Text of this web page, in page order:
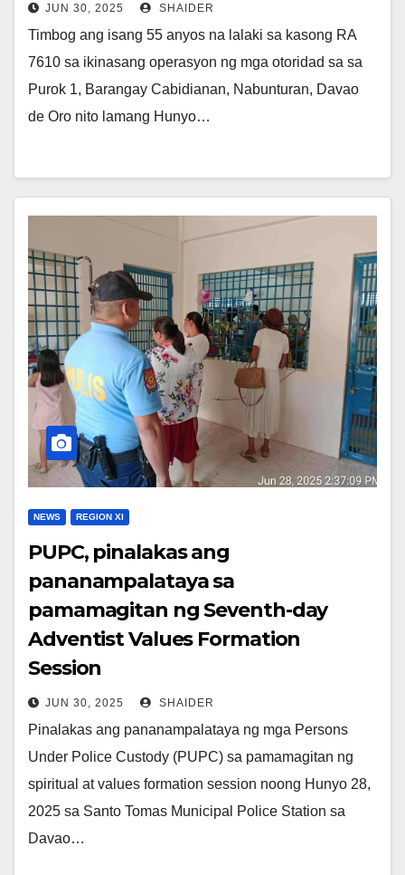
JUN 30, 2025 SHAIDER
Timbog ang isang 55 anyos na lalaki sa kasong RA
7610 sa ikinasang operasyon ng mga otoridad sa sa
Purok 1, Barangay Cabidianan, Nabunturan, Davao
de Oro nito lamang Hunyo…
NEWS REGION XI
PUPC, pinalakas ang
pananampalataya sa
pamamagitan ng Seventh-day
Adventist Values Formation
Session
JUN 30, 2025 SHAIDER
Pinalakas ang pananampalataya ng mga Persons
Under Police Custody (PUPC) sa pamamagitan ng
spiritual at values formation session noong Hunyo 28,
2025 sa Santo Tomas Municipal Police Station sa
Davao…